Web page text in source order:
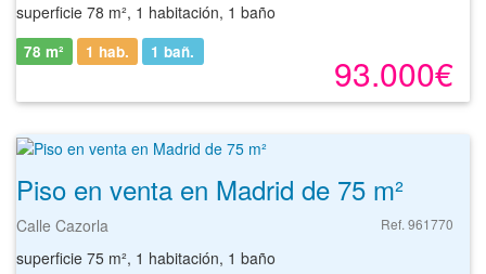
superficie 78 m², 1 habitación, 1 baño
93.000€
78 m² 1 hab. 1 bañ.
Piso en venta en Madrid de 75 m²
Calle Cazorla Ref. 961770
superficie 75 m², 1 habitación, 1 baño